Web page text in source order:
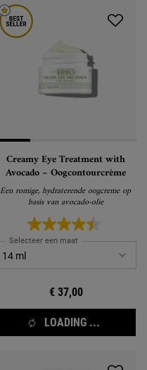
Creamy Eye Treatment with
Avocado – Oogcontourcrème
Een romige, hydraterende oogcreme op
basis van avocado-olie
Selecteer een maat
€ 37,00
LOADING ...